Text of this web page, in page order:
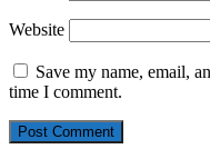
Website
Save my name, email,
time I comment.